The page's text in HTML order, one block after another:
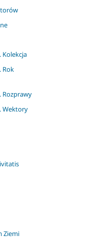
Kolekcja
Rok
Rozprawy
Wektory
Ziemi